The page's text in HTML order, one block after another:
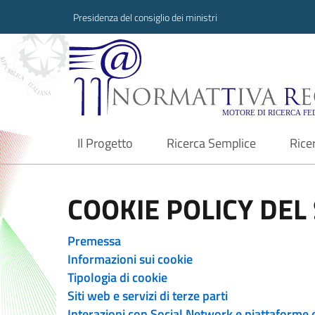
Presidenza del consiglio dei ministri
Normattiva
Il Progetto
current Ricerca Semplice
COOKIE POLICY
Premessa
Informazioni sui cookie
Tipologia di cookie
Siti web e servizi di terze parti